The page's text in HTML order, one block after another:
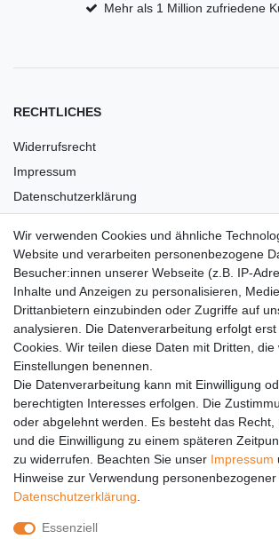
Mehr als 1 Million zufriedene
RECHTLICHES
Widerrufsrecht
Impressum
Datenschutzerklärung
Versandkosten
Barrierefreiheit
Anleitungen
Vertrag widerrufen
PARTNER
DHL
GLS
PaketPLUS
SPONSORING
Wir verwenden Cookies und ähnliche
Website und verarbeiten personenbezogene
Besucher:innen unserer Webseite (z.B. IP-
Inhalte und Anzeigen zu personalisieren,
Drittanbietern einzubinden oder Zugriffe auf
analysieren. Die Datenverarbeitung erfolgt
Cookies. Wir teilen diese Daten mit Dritten, die
Einstellungen benennen.
Die Datenverarbeitung kann mit Einwilligung
berechtigten Interesses erfolgen. Die
oder abgelehnt werden. Es besteht das Recht,
und die Einwilligung zu einem späteren
zu widerrufen. Beachten Sie unser Impressum
Hinweise zur Verwendung
Daten­schutz­erklärung
Essenziell